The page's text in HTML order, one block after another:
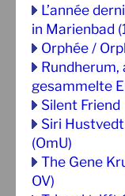
L’année
in Marienbad
Orphée /
gesammelte
Silent Friend
Siri
(OmU)
The Gene
OV)